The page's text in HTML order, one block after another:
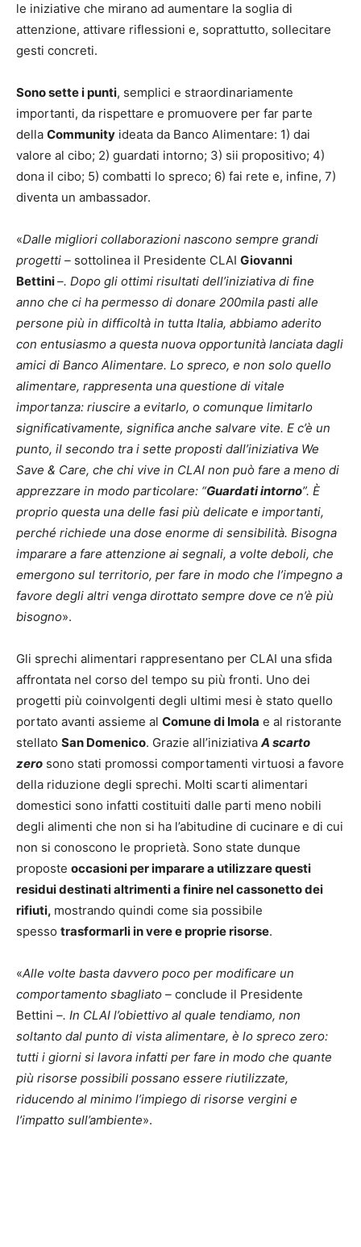
le iniziative che mirano ad aumentare la soglia di
attenzione, attivare riflessioni e, soprattutto, sollecitare
gesti concreti.
Sono sette i punti, semplici e straordinariamente
importanti, da rispettare e promuovere per far parte
della Community ideata da Banco Alimentare: 1) dai
valore al cibo; 2) guardati intorno; 3) sii propositivo; 4)
dona il cibo; 5) combatti lo spreco; 6) fai rete e, infine, 7)
diventa un ambassador.
«Dalle migliori collaborazioni nascono sempre grandi
progetti – sottolinea il Presidente CLAI Giovanni
Bettini–. Dopo gli ottimi risultati dell’iniziativa di fine
anno che ci ha permesso di donare 200mila pasti alle
persone più in difficoltà in tutta Italia, abbiamo aderito
con entusiasmo a questa nuova opportunità lanciata dagli
amici di Banco Alimentare. Lo spreco, e non solo quello
alimentare, rappresenta una questione di vitale
importanza: riuscire a evitarlo, o comunque limitarlo
significativamente, significa anche salvare vite. E c’è un
punto, il secondo tra i sette proposti dall’iniziativa We
Save & Care, che chi vive in CLAI non può fare a meno di
apprezzare in modo particolare: “Guardati intorno”. È
proprio questa una delle fasi più delicate e importanti,
perché richiede una dose enorme di sensibilità. Bisogna
imparare a fare attenzione ai segnali, a volte deboli, che
emergono sul territorio, per fare in modo che l’impegno a
favore degli altri venga dirottato sempre dove ce n’è più
bisogno».
Gli sprechi alimentari rappresentano per CLAI una sfida
affrontata nel corso del tempo su più fronti. Uno dei
progetti più coinvolgenti degli ultimi mesi è stato quello
portato avanti assieme al Comune di Imola e al ristorante
stellato San Domenico. Grazie all’iniziativa A scarto
zero sono stati promossi comportamenti virtuosi a favore
della riduzione degli sprechi. Molti scarti alimentari
domestici sono infatti costituiti dalle parti meno nobili
degli alimenti che non si ha l’abitudine di cucinare e di cui
non si conoscono le proprietà. Sono state dunque
proposte occasioni per imparare a utilizzare questi
residui destinati altrimenti a finire nel cassonetto dei
rifiuti, mostrando quindi come sia possibile
spesso trasformarli in vere e proprie risorse.
«Alle volte basta davvero poco per modificare un
comportamento sbagliato – conclude il Presidente
Bettini –. In CLAI l’obiettivo al quale tendiamo, non
soltanto dal punto di vista alimentare, è lo spreco zero:
tutti i giorni si lavora infatti per fare in modo che quante
più risorse possibili possano essere riutilizzate,
riducendo al minimo l’impiego di risorse vergini e
l’impatto sull’ambiente».